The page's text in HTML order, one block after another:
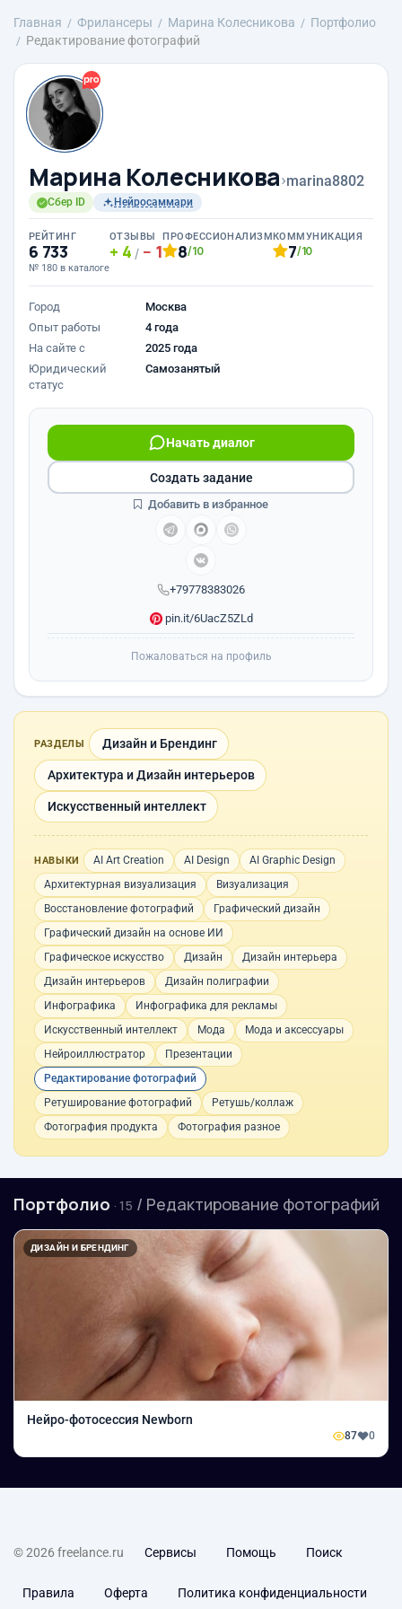
Главная Фрилансеры Марина Колесникова
Портфолио
Редактирование фотографий
Марина Колесникова›marina8802
Сбер ID Нейросаммари
РЕЙТИНГ
6 733
№ 180 в каталоге
ОТЗЫВЫ
4 / 1
ПРОФЕССИОНАЛИЗМ
8/10
КОММУНИКАЦИЯ
7/10
Город
Москва
Опыт работы
4 года
На сайте с
2025 года
Юридический
статус
Самозанятый
+79778383026
Начать диалог
pin.it/6UacZ5ZLd
Создать задание
Добавить в избранное
Пожаловаться на профиль
РАЗДЕЛЫ Дизайн и Брендинг
Архитектура и Дизайн интерьеров
Искусственный интеллект
НАВЫКИ AI Art Creation AI Design
AI Graphic Design
Архитектурная визуализация
Визуализация
Восстановление фотографий
Графический дизайн
Графический дизайн на основе ИИ
Графическое искусство
Дизайн
Дизайн интерьера
Дизайн интерьеров
Дизайн полиграфии
Инфографика
Инфографика для рекламы
Искусственный интеллект
Мода
Мода и аксессуары
Нейроиллюстратор
Презентации
Редактирование фотографий
Ретуширование фотографий
Ретушь/коллаж
Фотография продукта
Фотография разное
Портфолио · 15 / Редактирование фотографий
ДИЗАЙН И БРЕНДИНГ
Нейро-фотосессия Newborn
87 0
© 2026 freelance.ru Сервисы Помощь Поиск
Правила Оферта Политика конфиденциальности